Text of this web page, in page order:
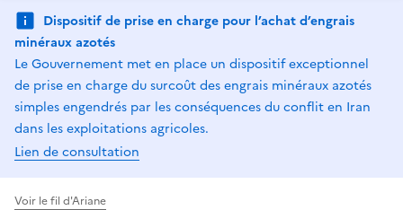
Dispositif de prise en charge pour l’achat d’engrais
minéraux azotés
Le Gouvernement met en place un dispositif exceptionnel
de prise en charge du surcoût des engrais minéraux azotés
simples engendrés par les conséquences du conflit en Iran
dans les exploitations agricoles.
Lien de consultation
Voir le fil d'Ariane